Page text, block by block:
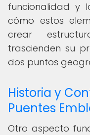
funcionalidad y
cómo estos
crear
trascienden su
dos puntos
Historia y
Puentes
Otro aspecto